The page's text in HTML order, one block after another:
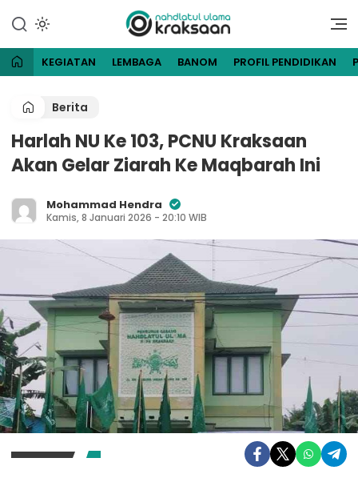
konten
NU Kraksaan
Website Resmi Pengurus
Kraksaan
KEGIATAN LEMBAGA BANOM PROFIL PENDIDIKAN
Berita
Harlah NU Ke 103, PCNU Kraksaan
Akan Gelar Ziarah Ke Maqbarah Ini
Mohammad Hendra
Kamis, 8 Januari 2026 - 20:10 WIB